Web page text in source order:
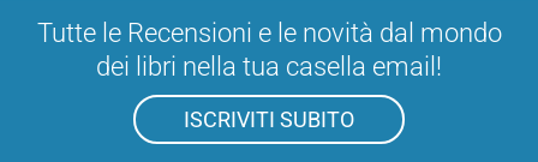
Tutte le Recensioni e le novità dal mondo
dei libri nella tua casella email!
ISCRIVITI SUBITO